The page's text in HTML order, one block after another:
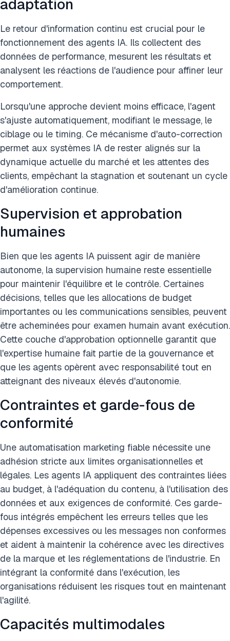
adaptation
Le retour d'information continu est crucial pour le
fonctionnement des agents IA. Ils collectent des
données de performance, mesurent les résultats et
analysent les réactions de l'audience pour affiner leur
comportement.
Lorsqu'une approche devient moins efficace, l'agent
s'ajuste automatiquement, modifiant le message, le
ciblage ou le timing. Ce mécanisme d'auto-correction
permet aux systèmes IA de rester alignés sur la
dynamique actuelle du marché et les attentes des
clients, empêchant la stagnation et soutenant un cycle
d'amélioration continue.
Supervision et approbation
humaines
Bien que les agents IA puissent agir de manière
autonome, la supervision humaine reste essentielle
pour maintenir l'équilibre et le contrôle. Certaines
décisions, telles que les allocations de budget
importantes ou les communications sensibles, peuvent
être acheminées pour examen humain avant exécution.
Cette couche d'approbation optionnelle garantit que
l'expertise humaine fait partie de la gouvernance et
que les agents opèrent avec responsabilité tout en
atteignant des niveaux élevés d'autonomie.
Contraintes et garde-fous de
conformité
Une automatisation marketing fiable nécessite une
adhésion stricte aux limites organisationnelles et
légales. Les agents IA appliquent des contraintes liées
au budget, à l'adéquation du contenu, à l'utilisation des
données et aux exigences de conformité. Ces garde-
fous intégrés empêchent les erreurs telles que les
dépenses excessives ou les messages non conformes
et aident à maintenir la cohérence avec les directives
de la marque et les réglementations de l'industrie. En
intégrant la conformité dans l'exécution, les
organisations réduisent les risques tout en maintenant
l'agilité.
Capacités multimodales